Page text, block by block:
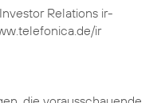
Relations ir-
ir